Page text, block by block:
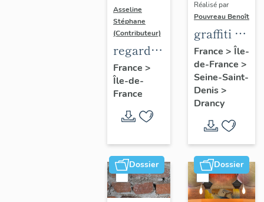
Asseline
Stéphane
(Contributeur)
regard
photographique
sur les
paysages
de la
de
France.
France >
Île-de-
France
Réalisé par
Pouvreau Benoît
graffiti de
chambrée
sur
revers de
façade
France > Île-
de-France >
Seine-Saint-
Denis>
Drancy
Dossier Dossier